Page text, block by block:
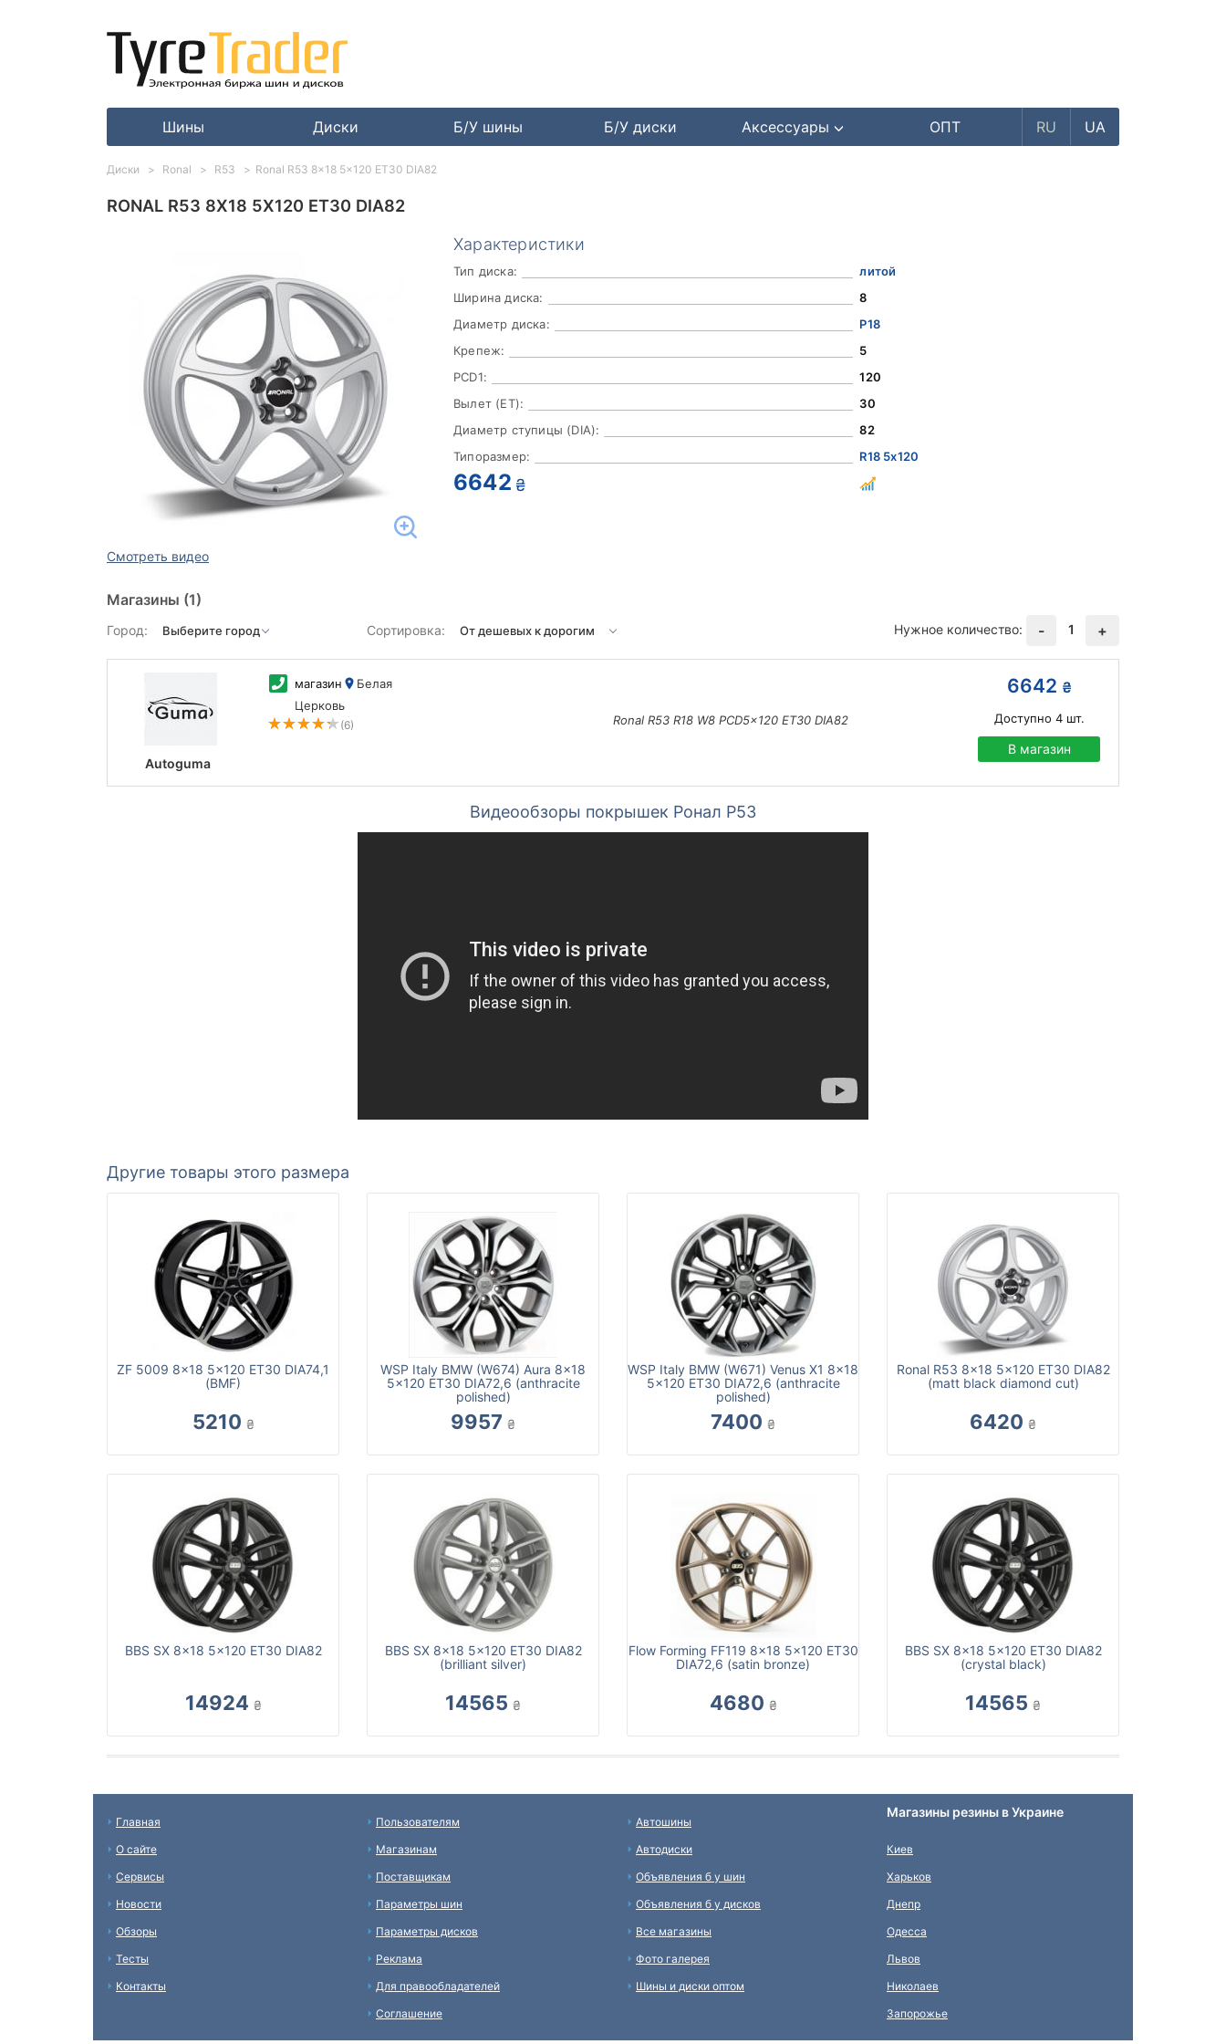
Шины Диски Б/У шины Б/У диски Аксессуары ОПТ RU UA
RONAL R53 8X18 5X120 ET30 DIA82
Смотреть видео
Характеристики
Тип диска:
литой
Ширина диска:
8
Диаметр диска:
Р18
Крепеж:
5
PCD1:
120
Вылет (ET):
30
Диаметр ступицы (DIA):
82
Типоразмер:
R18 5x120
6642 ₴
Магазины (1)
Город: Сортировка: Нужное количество: - 1 +
Autoguma
магазин
Белая
Церковь
(6) Ronal R53 R18 W8 PCD5x120 ET30 DIA82
6642 ₴
Доступно 4шт.
В магазин
Видеообзоры покрышек Ронал Р53
Другие товары этого размера
ZF 5009 8x18 5x120 ET30 DIA74,1
(BMF)
5210 ₴
WSP Italy BMW (W674) Aura 8x18
5x120 ET30 DIA72,6 (anthracite
polished)
9957 ₴
WSP Italy BMW (W671) Venus X1 8x18
5x120 ET30 DIA72,6 (anthracite
polished)
7400 ₴
Ronal R53 8x18 5x120 ET30 DIA82
(matt black diamond cut)
6420 ₴
BBS SX 8x18 5x120 ET30 DIA82
14924 ₴
BBS SX 8x18 5x120 ET30 DIA82
(brilliant silver)
14565 ₴
Flow Forming FF119 8x18 5x120 ET30
DIA72,6 (satin bronze)
4680 ₴
BBS SX 8x18 5x120 ET30 DIA82
(crystal black)
14565 ₴
Диски Ronal R53 Ronal R53 8x18 5x120 ET30 DIA82
Главная
О сайте
Сервисы
Новости
Обзоры
Тесты
Контакты
Пользователям
Магазинам
Поставщикам
Параметры шин
Параметры дисков
Реклама
Для правообладателей
Соглашение
Автошины
Автодиски
Объявления б у шин
Объявления б у дисков
Все магазины
Фото галерея
Шины и диски оптом
Магазины резины в Украине
Киев
Харьков
Днепр
Одесса
Львов
Николаев
Запорожье